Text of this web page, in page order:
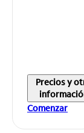
Precios y
Comenzar